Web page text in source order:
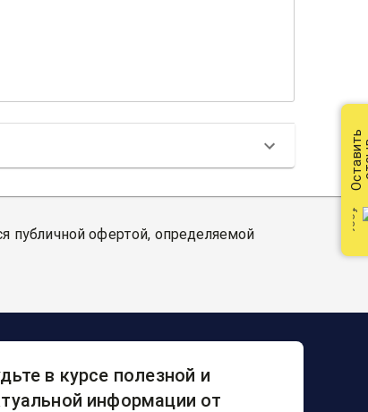
публичной офертой, определяемой
в курсе полезной и
информации от
Оставить